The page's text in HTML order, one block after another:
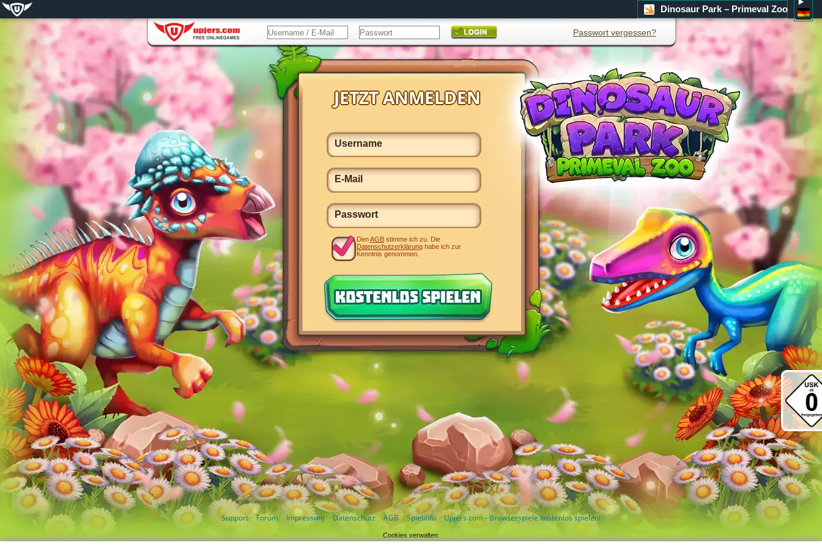
Dinosaur Park – Primeval Zoo
Passwort vergessen?
Support Forum Impressum Datenschutz AGB Spielinfo Upjers.com - Browserspiele kostenlos spielen!
Cookies verwalten
DenAGB stimme ich zu. Die
Datenschutzerklärung habe ich zur
Kenntnis genommen.